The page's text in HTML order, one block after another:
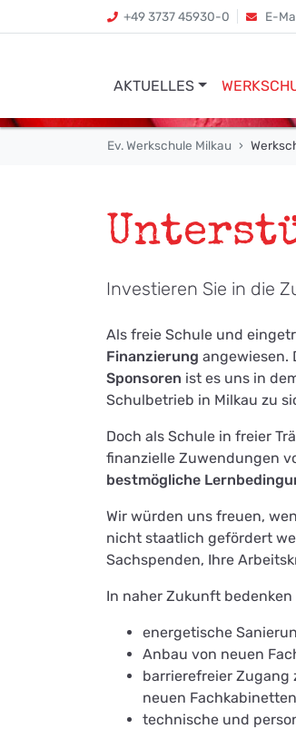
+49 3737 45930-0 E-
AKTUELLES
Ev. Werkschule Milkau
Investieren Sie in die
Als freie Schule und
Finanzierung angewiesen.
Sponsoren ist es uns in
Schulbetrieb in Milkau zu
Doch als Schule in freier
finanzielle Zuwendungen
bestmögliche
Wir würden uns freuen,
nicht staatlich gefördert
Sachspenden, Ihre
In naher Zukunft
energetische
Anbau von neuen
barrierefreier Zugang
neuen Fachkabinetten
technische und